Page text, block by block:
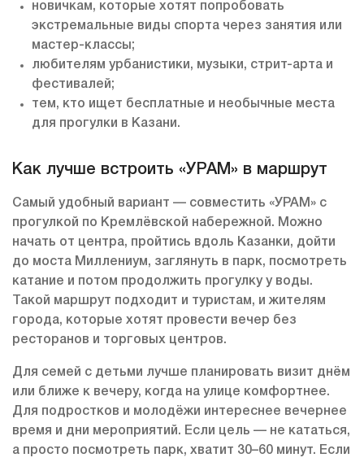
новичкам, которые хотят попробовать
экстремальные виды спорта через занятия или
мастер-классы;
любителям урбанистики, музыки, стрит-арта и
фестивалей;
тем, кто ищет бесплатные и необычные места
для прогулки в Казани.
Как лучше встроить «УРАМ» в маршрут
Самый удобный вариант — совместить «УРАМ» с
прогулкой по Кремлёвской набережной. Можно
начать от центра, пройтись вдоль Казанки, дойти
до моста Миллениум, заглянуть в парк, посмотреть
катание и потом продолжить прогулку у воды.
Такой маршрут подходит и туристам, и жителям
города, которые хотят провести вечер без
ресторанов и торговых центров.
Для семей с детьми лучше планировать визит днём
или ближе к вечеру, когда на улице комфортнее.
Для подростков и молодёжи интереснее вечернее
время и дни мероприятий. Если цель — не кататься,
а просто посмотреть парк, хватит 30–60 минут. Если